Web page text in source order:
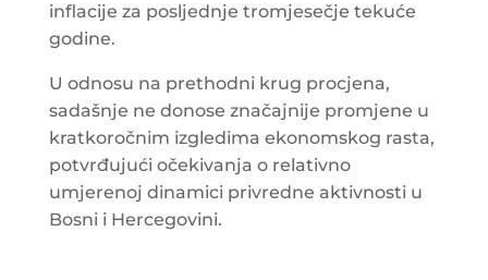
inflacije za posljednje tromjesečje tekuće
godine.
U odnosu na prethodni krug procjena,
sadašnje ne donose značajnije promjene u
kratkoročnim izgledima ekonomskog rasta,
potvrđujući očekivanja o relativno
umjerenoj dinamici privredne aktivnosti u
Bosni i Hercegovini.